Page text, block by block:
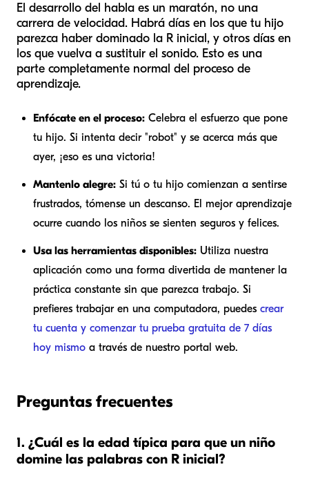
El desarrollo del habla es un maratón, no una
carrera de velocidad. Habrá días en los que tu hijo
parezca haber dominado la R inicial, y otros días en
los que vuelva a sustituir el sonido. Esto es una
parte completamente normal del proceso de
aprendizaje.
Enfócate en el proceso: Celebra el esfuerzo que pone
tu hijo. Si intenta decir "robot" y se acerca más que
ayer, ¡eso es una victoria!
Mantenlo alegre: Si tú o tu hijo comienzan a sentirse
frustrados, tómense un descanso. El mejor aprendizaje
ocurre cuando los niños se sienten seguros y felices.
Usa las herramientas disponibles: Utiliza nuestra
aplicación como una forma divertida de mantener la
práctica constante sin que parezca trabajo. Si
prefieres trabajar en una computadora, puedes crear
tu cuenta y comenzar tu prueba gratuita de 7 días
hoy mismo a través de nuestro portal web.
Preguntas frecuentes
1. ¿Cuál es la edad típica para que un niño
domine las palabras con R inicial?